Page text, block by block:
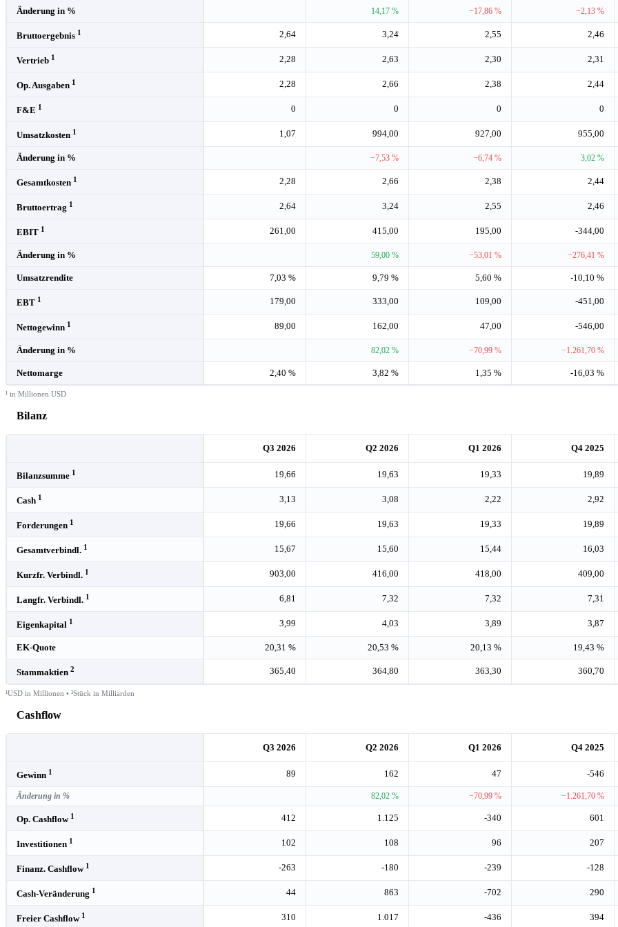
Änderung in % 14,17 % −17,86 % −2,13 %
Bruttoergebnis 1 2,64 3,24 2,55 2,46
Vertrieb 1 2,28 2,63 2,30 2,31
Op. Ausgaben 1 2,28 2,66 2,38 2,44
F&E 1 0 0 0 0
Umsatzkosten 1 1,07 994,00 927,00 955,00
Änderung in % −7,53 % −6,74 % 3,02 %
Gesamtkosten 1 2,28 2,66 2,38 2,44
Bruttoertrag 1 2,64 3,24 2,55 2,46
EBIT 1 261,00 415,00 195,00 -344,00
Änderung in % 59,00 % −53,01 % −276,41 %
Umsatzrendite 7,03 % 9,79 % 5,60 % -10,10 %
EBT 1 179,00 333,00 109,00 -451,00
Nettogewinn 1 89,00 162,00 47,00 -546,00
Änderung in % 82,02 % −70,99 % −1.261,70 %
Nettomarge 2,40 % 3,82 % 1,35 % -16,03 %
¹ in Millionen USD
Bilanz
Q3 2026 Q2 2026 Q1 2026 Q4 2025
Bilanzsumme 1 19,66 19,63 19,33 19,89
Cash 1 3,13 3,08 2,22 2,92
Forderungen 1 19,66 19,63 19,33 19,89
Gesamtverbindl. 1 15,67 15,60 15,44 16,03
Kurzfr. Verbindl. 1 903,00 416,00 418,00 409,00
Langfr. Verbindl. 1 6,81 7,32 7,32 7,31
Eigenkapital 1 3,99 4,03 3,89 3,87
EK-Quote 20,31 % 20,53 % 20,13 % 19,43 %
Stammaktien 2 365,40 364,80 363,30 360,70
¹USD in Millionen • ²Stück in Milliarden
Cashflow
Q3 2026 Q2 2026 Q1 2026 Q4 2025
Gewinn 1 89 162 47 -546
Änderung in % 82,02 % −70,99 % −1.261,70 %
Op. Cashflow 1 412 1.125 -340 601
Investitionen 1 102 108 96 207
Finanz. Cashflow 1 -263 -180 -239 -128
Cash-Veränderung 1 44 863 -702 290
Freier Cashflow 1 310 1.017 -436 394